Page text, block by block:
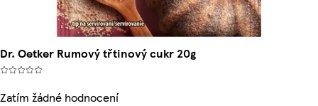
Dr. Oetker Rumový třtinový cukr 20g
Zatím žádné hodnocení